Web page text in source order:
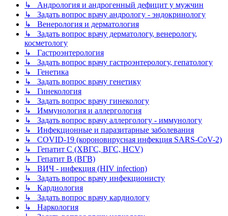
↳ Андрология и андрогенный дефицит у мужчин
↳ Задать вопрос врачу андрологу - эндокринологу
↳ Венерология и дерматология
↳ Задать вопрос врачу дерматологу, венерологу,
косметологу
↳ Гастроэнтерология
↳ Задать вопрос врачу гастроэнтерологу, гепатологу
↳ Генетика
↳ Задать вопрос врачу генетику
↳ Гинекология
↳ Задать вопрос врачу гинекологу
↳ Иммунология и аллергология
↳ Задать вопрос врачу аллергологу - иммунологу
↳ Инфекционные и паразитарные заболевания
↳ COVID-19 (короновирусная инфекция SARS-CoV-2)
↳ Гепатит C (ХВГС, ВГС, HCV)
↳ Гепатит B (ВГВ)
↳ ВИЧ - инфекция (HIV infection)
↳ Задать вопрос врачу инфекционисту
↳ Кардиология
↳ Задать вопрос врачу кардиологу
↳ Наркология